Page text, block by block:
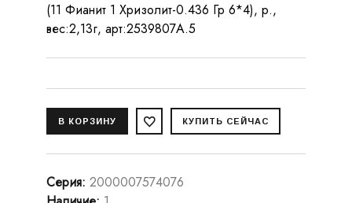
(11 Фианит 1 Хризолит-0.436 Гр 6*4), р.,
вес:2,13г, арт:2539807А.5
Серия: 2000007574076